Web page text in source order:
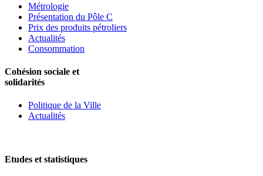
Métrologie
Présentation du Pôle C
Prix des produits pétroliers
Actualités
Consommation
Cohésion sociale et
solidarités
Politique de la Ville
Actualités
Etudes et statistiques